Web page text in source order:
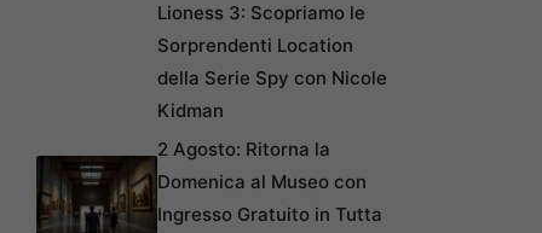
Lioness 3: Scopriamo le
Sorprendenti Location
della Serie Spy con Nicole
Kidman
2 Agosto: Ritorna la
Domenica al Museo con
Ingresso Gratuito in Tutta